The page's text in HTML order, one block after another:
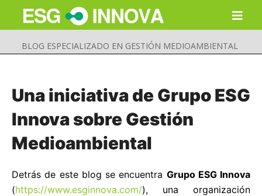
BLOG ESPECIALIZADO EN GESTIÓN MEDIOAMBIENTAL
Una iniciativa de Grupo ESG
Innova sobre Gestión
Medioambiental
Detrás de este blog se encuentra Grupo ESG Innova
(https://www.esginnova.com/), una organización